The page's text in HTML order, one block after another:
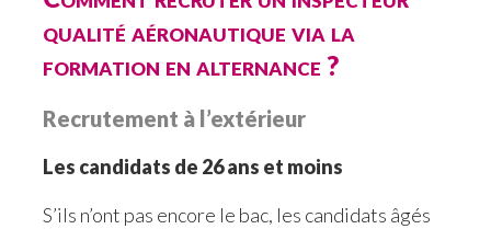
qualité aéronautique via la
formation en alternance ?
Recrutement à l’extérieur
Les candidats de 26 ans et moins
S’ils n’ont pas encore le bac, les candidats âgés